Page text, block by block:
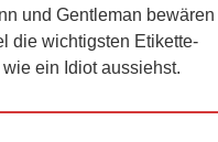
und Gentleman bewären
die wichtigsten Etikette-
ein Idiot aussiehst.